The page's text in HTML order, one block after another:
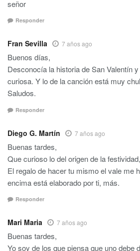
señor
Responder
Fran Sevilla 7 años ago
Buenos días,
Desconocía la historia de San Valentín
curiosa. Y lo de la canción está muy
Saludos.
Responder
Diego G. Martín 7 años ago
Buenas tardes,
Que curioso lo del origen de la
El regalo de hacer tu mismo el vale me
encima está elaborado por ti, más.
Responder
Mari Maria 7 años ago
Buenas tardes,
Yo soy de los que piensa que uno debe